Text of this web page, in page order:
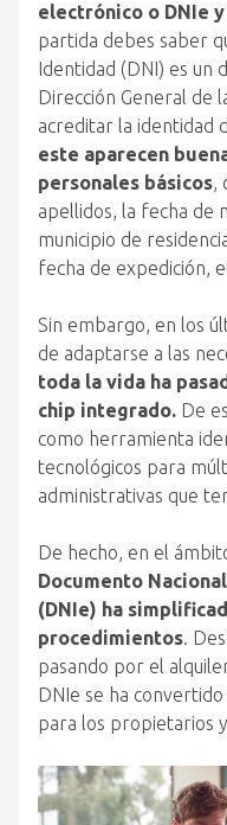
electrónico o DNIe
partida debes saber
Identidad (DNI) es un
Dirección General de
acreditar la identidad
este aparecen
personales básicos,
apellidos, la fecha de
municipio de
fecha de expedición,
Sin embargo, en los
de adaptarse a las
toda la vida ha
chip integrado. De
como herramienta
tecnológicos para
administrativas que
De hecho, en el
Documento
(DNIe) ha
procedimientos.
pasando por el
DNIe se ha
para los propietarios